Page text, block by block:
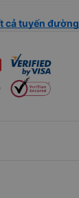
cả tuyến đường